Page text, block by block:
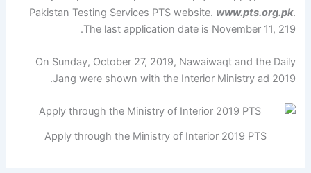
Pakistan Testing Services PTS website. www.pts.org.pk.
The last application date is November 11, 219.
On Sunday, October 27, 2019, Nawaiwaqt and the Daily
Jang were shown with the Interior Ministry ad 2019.
Apply through the Ministry of Interior 2019 PTS